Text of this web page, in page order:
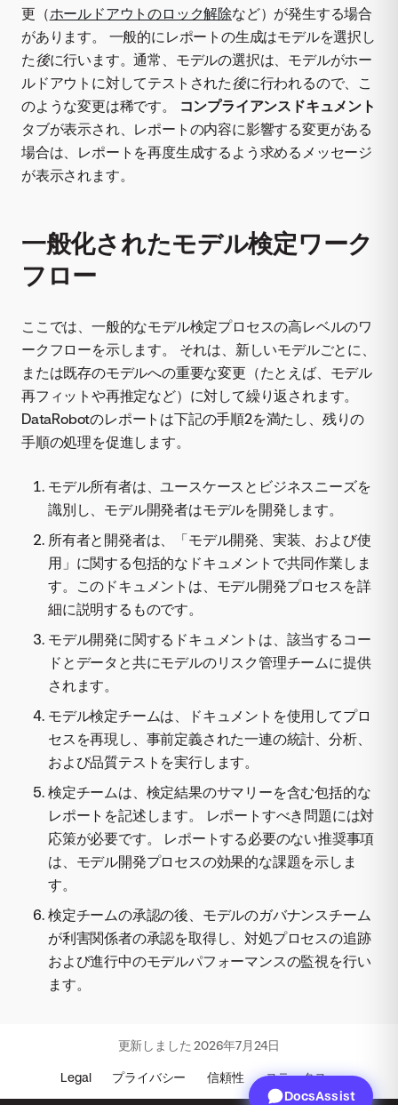
更（ホールドアウトのロック解除など）が発生する場合
があります。 一般的にレポートの生成はモデルを選択し
た後に行います。通常、モデルの選択は、モデルがホー
ルドアウトに対してテストされた後に行われるので、こ
のような変更は稀です。
コンプライアンスドキュメント
タブが表示され、レポートの内容に影響する変更がある
場合は、レポートを再度生成するよう求めるメッセージ
が表示されます。
一般化されたモデル検定ワーク
フロー
ここでは、一般的なモデル検定プロセスの高レベルのワ
ークフローを示します。 それは、新しいモデルごとに、
または既存のモデルへの重要な変更（たとえば、モデル
再フィットや再推定など）に対して繰り返されます。
DataRobotのレポートは下記の手順2を満たし、残りの
手順の処理を促進します。
モデル所有者は、ユースケースとビジネスニーズを
識別し、モデル開発者はモデルを開発します。
所有者と開発者は、「モデル開発、実装、および使
用」に関する包括的なドキュメントで共同作業しま
す。このドキュメントは、モデル開発プロセスを詳
細に説明するものです。
モデル開発に関するドキュメントは、該当するコー
ドとデータと共にモデルのリスク管理チームに提供
されます。
モデル検定チームは、ドキュメントを使用してプロ
セスを再現し、事前定義された一連の統計、分析、
および品質テストを実行します。
検定チームは、検定結果のサマリーを含む包括的な
レポートを記述します。 レポートすべき問題には対
応策が必要です。 レポートする必要のない推奨事項
は、モデル開発プロセスの効果的な課題を示しま
す。
検定チームの承認の後、モデルのガバナンスチーム
が利害関係者の承認を取得し、対処プロセスの追跡
および進行中のモデルパフォーマンスの監視を行い
ます。
Legal プライバシー 信頼性 ステータス
更新しました2026年7月24日
DocsAssist